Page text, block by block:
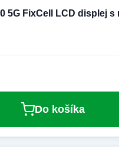
5G FixCell LCD displej s
Do košíka